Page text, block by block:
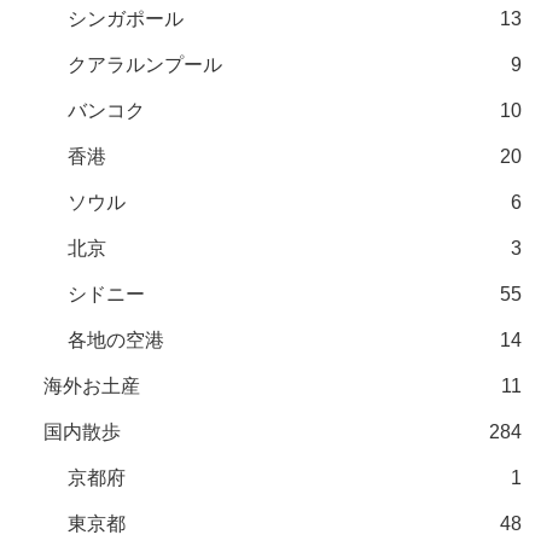
シンガポール 13
クアラルンプール 9
バンコク 10
香港 20
ソウル 6
北京 3
シドニー 55
各地の空港 14
海外お土産 11
国内散歩 284
京都府 1
東京都 48